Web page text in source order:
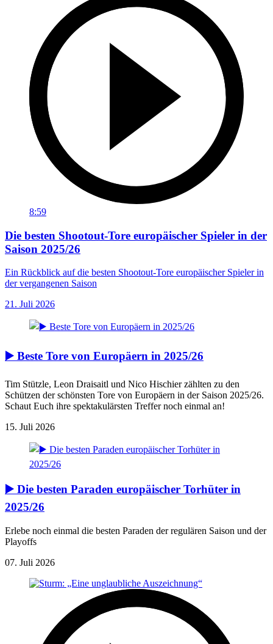
8:59
Die besten Shootout-Tore europäischer Spieler in der
Saison 2025/26
Ein Rückblick auf die besten Shootout-Tore europäischer Spieler in
der vergangenen Saison
21. Juli 2026
▶️ Beste Tore von Europäern in 2025/26
Tim Stützle, Leon Draisaitl und Nico Hischier zählten zu den
Schützen der schönsten Tore von Europäern in der Saison 2025/26.
Schaut Euch ihre spektakulärsten Treffer noch einmal an!
15. Juli 2026
▶️ Die besten Paraden europäischer Torhüter in
2025/26
Erlebe noch einmal die besten Paraden der regulären Saison und der
Playoffs
07. Juli 2026